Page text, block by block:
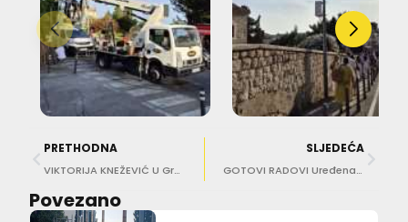
PRETHODNA
VIKTORIJA KNEŽEVIĆ U Gradskom vijeću, ako bude potrebno da ‘isučem sablju’, svakako ću to učiniti!
SLJEDEĆA
GOTOVI RADOVI Uređena i asfaltirana cesta u Petrovom selu
Povezano